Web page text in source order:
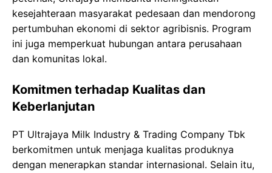
kesejahteraan masyarakat pedesaan dan mendorong
pertumbuhan ekonomi di sektor agribisnis. Program
ini juga memperkuat hubungan antara perusahaan
dan komunitas lokal.
Komitmen terhadap Kualitas dan
Keberlanjutan
PT Ultrajaya Milk Industry & Trading Company Tbk
berkomitmen untuk menjaga kualitas produknya
dengan menerapkan standar internasional. Selain itu,